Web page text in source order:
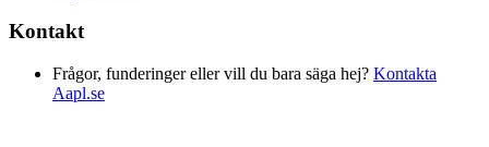
Kontakt
Frågor, funderinger eller vill du bara säga hej? Kontakta
Aapl.se